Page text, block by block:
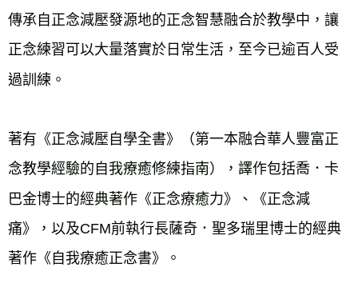
傳承自正念減壓發源地的正念智慧融合於教學中，讓
正念練習可以大量落實於日常生活，至今已逾百人受
過訓練。
著有《正念減壓自學全書》（第一本融合華人豐富正
念教學經驗的自我療癒修練指南），譯作包括喬．卡
巴金博士的經典著作《正念療癒力》、《正念減
痛》，以及CFM前執行長薩奇．聖多瑞里博士的經典
著作《自我療癒正念書》。